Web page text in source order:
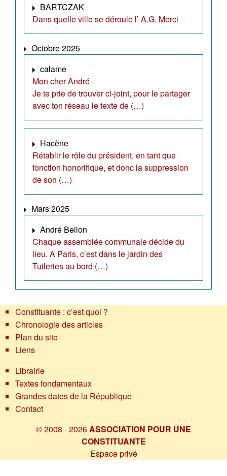
BARTCZAK
Dans quelle ville se déroule l’ A.G. Merci
Octobre 2025
calame
Mon cher André
Je te prie de trouver ci-joint, pour le partager
avec ton réseau le texte de (…)
Hacène
Rétablir le rôle du président, en tant que
fonction honorifique, et donc la suppression
de son (…)
Mars 2025
André Bellon
Chaque assemblée communale décide du
lieu. A Paris, c’est dans le jardin des
Tuileries au bord (…)
Constituante : c’est quoi ?
Chronologie des articles
Plan du site
Liens
Librairie
Textes fondamentaux
Grandes dates de la République
Contact
© 2008 - 2026ASSOCIATION POUR UNE
CONSTITUANTE
Espace privé